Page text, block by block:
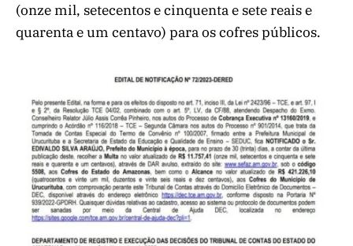
(onze mil, setecentos e cinquenta e sete reais e
quarenta e um centavo) para os cofres públicos.